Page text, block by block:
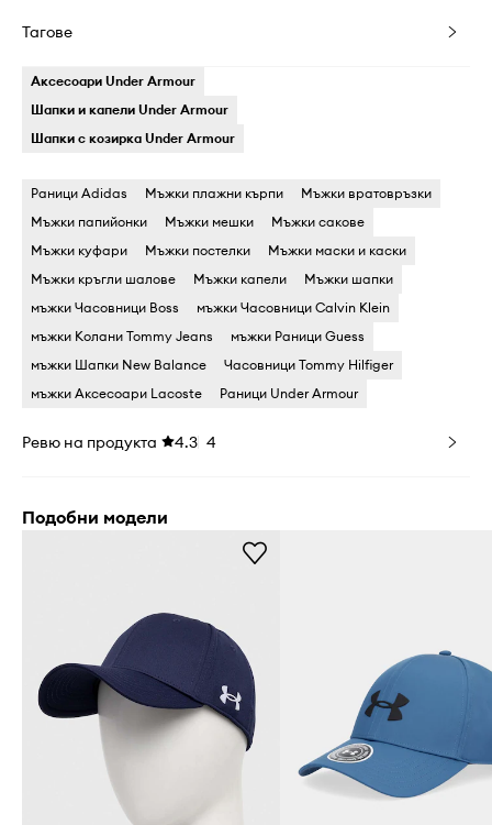
Тагове
Аксесоари Under Armour
Шапки и капели Under Armour
Шапки с козирка Under Armour
Раници Adidas Мъжки плажни кърпи
Мъжки вратовръзки
Мъжки папийонки
Мъжки мешки
Мъжки сакове
Мъжки куфари
Мъжки постелки
Мъжки маски и каски
Мъжки кръгли шалове
Мъжки капели
Мъжки шапки
мъжки Часовници Boss
мъжки Часовници Calvin Klein
мъжки Колани Tommy Jeans
мъжки Раници Guess
мъжки Шапки New Balance
Часовници Tommy Hilfiger
мъжки Аксесоари Lacoste
Раници Under Armour
Ревю на продукта 4.3 4
Подобни модели